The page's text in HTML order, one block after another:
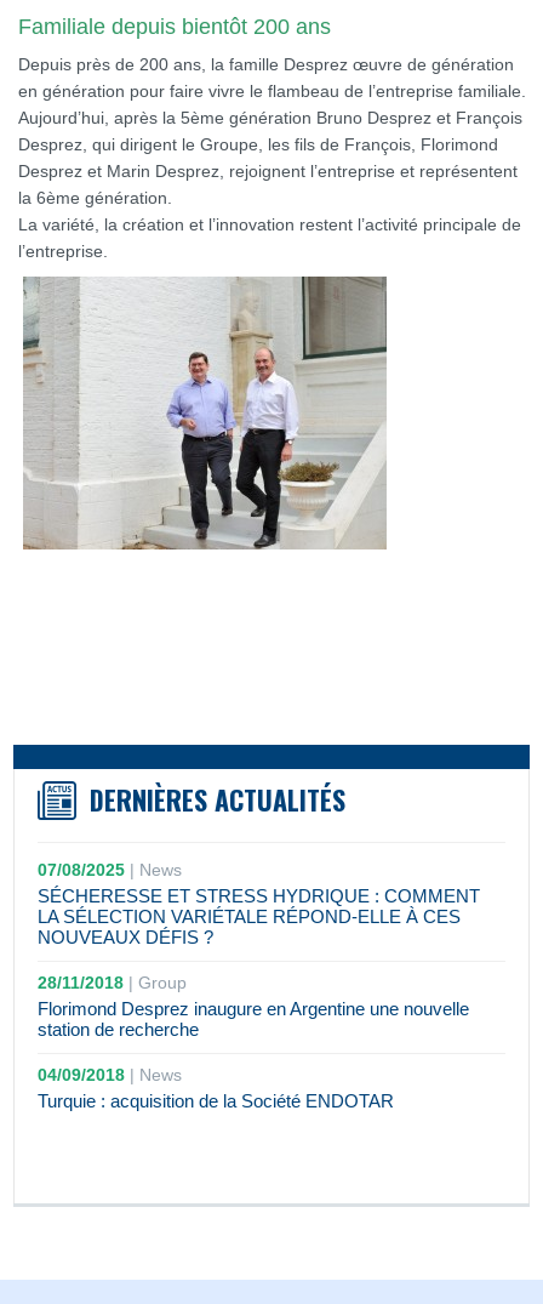
Familiale depuis bientôt 200 ans
Depuis près de 200 ans, la famille Desprez œuvre de génération
en génération pour faire vivre le flambeau de l’entreprise familiale.
Aujourd’hui, après la 5ème génération Bruno Desprez et François
Desprez, qui dirigent le Groupe, les fils de François, Florimond
Desprez et Marin Desprez, rejoignent l’entreprise et représentent
la 6ème génération.
La variété, la création et l’innovation restent l’activité principale de
l’entreprise.
DERNIÈRES ACTUALITÉS
07/08/2025 | News
SÉCHERESSE ET STRESS HYDRIQUE : COMMENT
LA SÉLECTION VARIÉTALE RÉPOND-ELLE À CES
NOUVEAUX DÉFIS ?
28/11/2018 |Group
Florimond Desprez inaugure en Argentine une nouvelle
station de recherche
04/09/2018 | News
Turquie : acquisition de la Société ENDOTAR